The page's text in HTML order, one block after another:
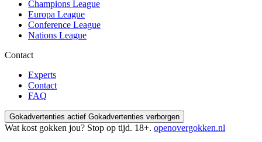
Champions League
Europa League
Conference League
Nations League
Contact
Experts
Contact
FAQ
Gokadvertenties actief Gokadvertenties verborgen
Wat kost gokken jou? Stop op tijd. 18+. openovergokken.nl